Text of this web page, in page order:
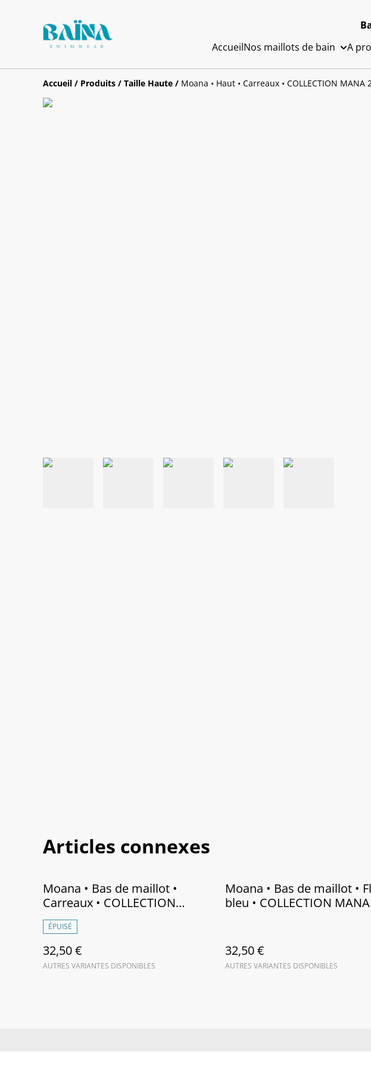
AccueilNos maillots de bain A
Accueil / Produits / Taille Haute / Moana • Haut • Carreaux • COLLECTION MANA
Articles connexes
Moana • Bas de maillot •
Carreaux • COLLECTION
MANA 2025
ÉPUISÉ
32,50 €
AUTRES VARIANTES DISPONIBLES
Moana • Bas de maillot •
bleu • COLLECTION MANA
32,50 €
AUTRES VARIANTES DISPONIBLES